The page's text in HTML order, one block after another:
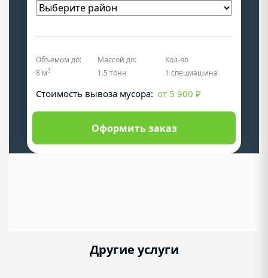
Объемом до:
8 м3
Массой до:
1.5 тонн
Кол-во
1 спецмашина
Cтоимость вывоза мусора: от 5 900 ₽
Оформить заказ
Другие услуги